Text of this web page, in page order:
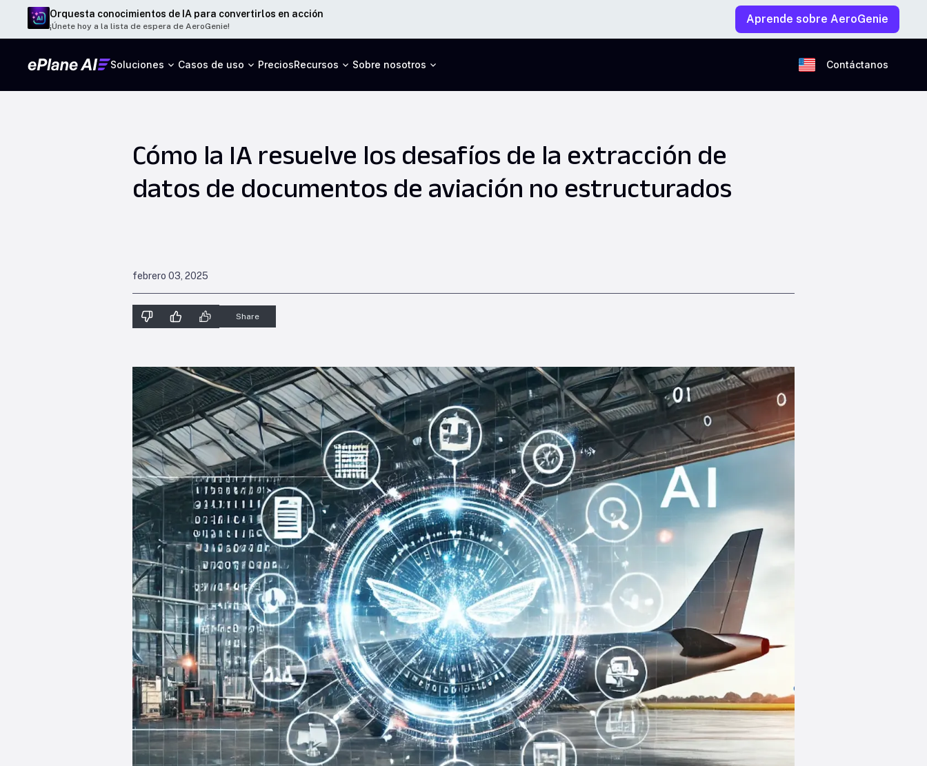
Orquesta conocimientos de IA para convertirlos en acción
¡Únete hoy a la lista de espera de AeroGenie!
Aprende sobre AeroGenie
Soluciones Casos de uso PreciosRecursos Sobre nosotros Contáctanos
Cómo la IA resuelve los desafíos de la extracción de
datos de documentos de aviación no estructurados
febrero 03, 2025
Share